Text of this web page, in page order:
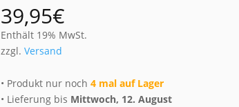
39,95€
Enthält 19% MwSt.
zzgl.Versand
• Produkt nur noch4 mal auf Lager
• Lieferung bis Mittwoch, 12. August